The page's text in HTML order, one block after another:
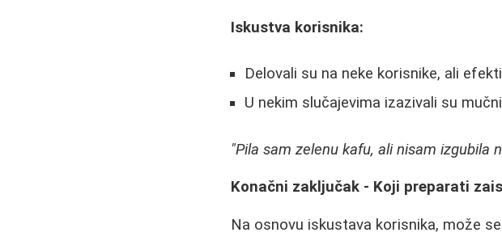
Iskustva korisnika:
Delovali su na neke korisnike, ali
U nekim slučajevima izazivali su
"Pila sam zelenu kafu, ali nisam izgubila
Konačni zaključak - Koji preparati
Na osnovu iskustava korisnika, može